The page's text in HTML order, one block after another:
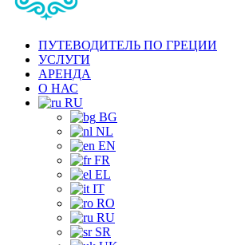
ПУТЕВОДИТЕЛЬ ПО ГРЕЦИИ
УСЛУГИ
АРЕНДА
О НАС
RU
BG
NL
EN
FR
EL
IT
RO
RU
SR